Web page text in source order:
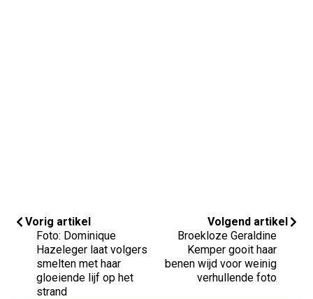
Vorig artikel
Foto: Dominique
Hazeleger laat volgers
smelten met haar
gloeiende lijf op het
strand
Volgend artikel
Broekloze Geraldine
Kemper gooit haar
benen wijd voor weinig
verhullende foto